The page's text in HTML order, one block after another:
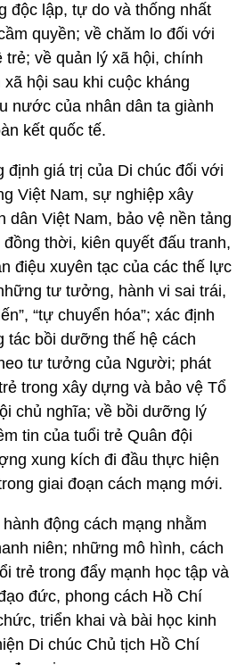
độc lập, tự do và thống nhất
quyền; về chăm lo đối với
về quản lý xã hội, chính
hội sau khi cuộc kháng
nước của nhân dân ta giành
kết quốc tế.
định giá trị của Di chúc đối với
Việt Nam, sự nghiệp xây
dân Việt Nam, bảo vệ nền tảng
thời, kiên quyết đấu tranh,
điệu xuyên tạc của các thế lực
tư tưởng, hành vi sai trái,
“tự chuyển hóa”; xác định
tác bồi dưỡng thế hệ cách
tư tưởng của Người; phát
trong xây dựng và bảo vệ Tổ
chủ nghĩa; về bồi dưỡng lý
tin của tuổi trẻ Quân đội
xung kích đi đầu thực hiện
giai đoạn cách mạng mới.
động cách mạng nhằm
niên; những mô hình, cách
trẻ trong đẩy mạnh học tập và
đức, phong cách Hồ Chí
triển khai và bài học kinh
Di chúc Chủ tịch Hồ Chí